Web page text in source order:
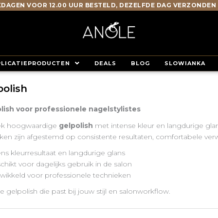
VOOR 12.00 UUR BESTELD, DEZELFDE DAG VERZONDEN
DEALS BLOG SLOWIANKA
voor professionele nagelstylistes
hoogwaardige gelpolish met intense kleur en langdurige
zijn afgestemd op consistente resultaten, comfortabele
kleurresultaat en langdurige glans
voor dagelijks gebruik in de salon
voor professionele technieken
gelpolish die past bij jouw stijl en salonworkflow.